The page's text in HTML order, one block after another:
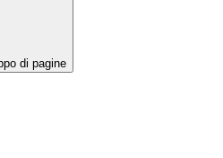
di pagine